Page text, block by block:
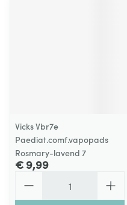
Vicks Vbr7e
Paediat.comf.vapopads
Rosmary-lavend 7
€ 9,99